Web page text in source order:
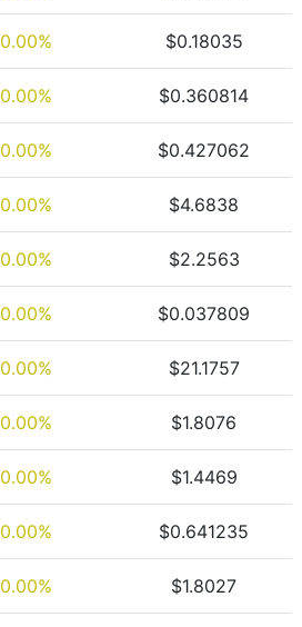
0.00% $0.18035
0.00% $0.360814
0.00% $0.427062
0.00% $4.6838
0.00% $2.2563
0.00% $0.037809
0.00% $21.1757
0.00% $1.8076
0.00% $1.4469
0.00% $0.641235
0.00% $1.8027